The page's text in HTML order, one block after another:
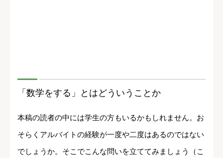
「数学をする」とはどういうことか
本稿の読者の中には学生の方もいるかもしれません。お
そらくアルバイトの経験が一度や二度はあるのではない
でしょうか。そこでこんな問いを立ててみましょう（こ